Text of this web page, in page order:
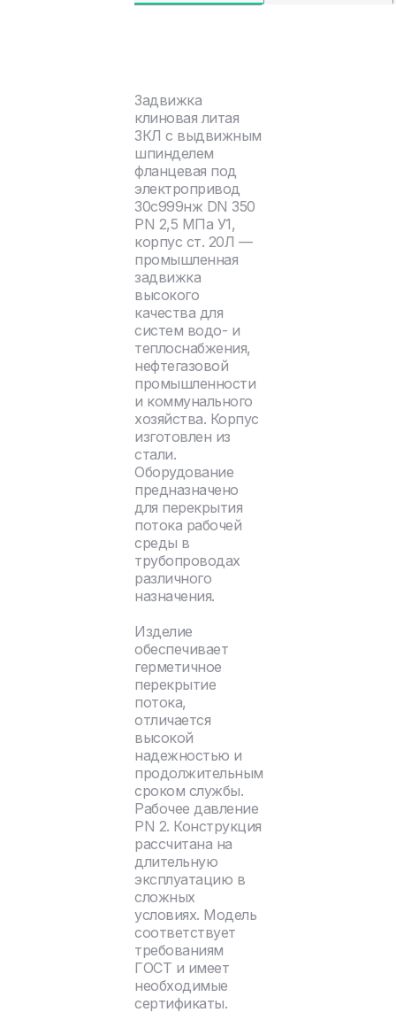
Задвижка
клиновая литая
ЗКЛ с выдвижным
шпинделем
фланцевая под
электропривод
30с999нж DN 350
PN 2,5 МПа У1,
корпус ст. 20Л —
промышленная
задвижка
высокого
качества для
систем водо- и
теплоснабжения,
нефтегазовой
промышленности
и коммунального
хозяйства. Корпус
изготовлен из
стали.
Оборудование
предназначено
для перекрытия
потока рабочей
среды в
трубопроводах
различного
назначения.
Изделие
обеспечивает
герметичное
перекрытие
потока,
отличается
высокой
надежностью и
продолжительным
сроком службы.
Рабочее давление
PN 2. Конструкция
рассчитана на
длительную
эксплуатацию в
сложных
условиях. Модель
соответствует
требованиям
ГОСТ и имеет
необходимые
сертификаты.